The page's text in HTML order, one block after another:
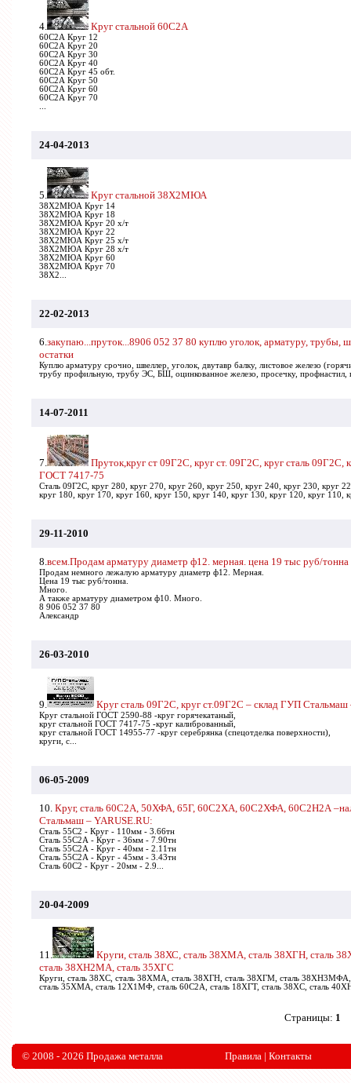
4. Круг стальной 60С2А
60С2А Круг 12
60С2А Круг 20
60С2А Круг 30
60С2А Круг 40
60С2А Круг 45 обт.
60С2А Круг 50
60С2А Круг 60
60С2А Круг 70
24-04-2013
5. Круг стальной 38Х2МЮА
38Х2МЮА Круг 14
38Х2МЮА Круг 18
38Х2МЮА Круг 20 х/т
38Х2МЮА Круг 22
38Х2МЮА Круг 25 х/т
38Х2МЮА Круг 28 х/т
38Х2МЮА Круг 60
38Х2МЮА Круг 70
38Х2...
22-02-2013
6.закупаю...пруток...8906 052 37 80 куплю уголок, арматуру, трубы,
остатки
Куплю арматуру срочно, швеллер, уголок, двутавр балку, листовое железо
трубу профильную, трубу ЭС, БШ, оцинкованное железо, просечку, профнастил,
14-07-2011
7.
Пруток,круг ст 09Г2С, круг ст. 09Г2С, круг сталь 09Г2С,
ГОСТ 7417-75
Сталь 09Г2С, круг 280, круг 270, круг 260, круг 250, круг 240, круг 230, круг
круг 180, круг 170, круг 160, круг 150, круг 140, круг 130, круг 120, круг 110,
29-11-2010
8.всем.Продам арматуру диаметр ф12. мерная. цена 19 тыс руб/тонна
Продам немного лежалую арматуру диаметр ф12. Мерная.
Цена 19 тыс руб/тонна.
Много.
А также арматуру диаметром ф10. Много.
8 906 052 37 80
Александр
26-03-2010
9. Круг сталь 09Г2С, круг ст.09Г2С – склад ГУП Стальмаш
Круг стальной ГОСТ 2590-88 -круг горячекатаный,
круг стальной ГОСТ 7417-75 -круг калиброванный,
круг стальной ГОСТ 14955-77 -круг серебрянка (спецотделка поверхности),
круги, с...
06-05-2009
10. Круг, сталь 60С2А, 50ХФА, 65Г, 60С2ХА, 60С2ХФА, 60С2Н2А
Стальмаш – YARUSE.RU:
Сталь 55С2 - Круг - 110мм - 3.66тн
Сталь 55С2А - Круг - 36мм - 7.90тн
Сталь 55С2А - Круг - 40мм - 2.11тн
Сталь 55С2А - Круг - 45мм - 3.43тн
Сталь 60С2 - Круг - 20мм - 2.9...
20-04-2009
11.
Круги, сталь 38ХС, сталь 38ХМА, сталь 38ХГН, сталь
сталь 38ХН2МА, сталь 35ХГС
Круги, сталь 38ХС, сталь 38ХМА, сталь 38ХГН, сталь 38ХГМ, сталь
сталь 35ХМА, сталь 12Х1МФ, сталь 60С2А, сталь 18ХГТ, сталь 38ХС, сталь
Страницы: 1
© 2008 - 2026 Продажа металла Правила | Контакты